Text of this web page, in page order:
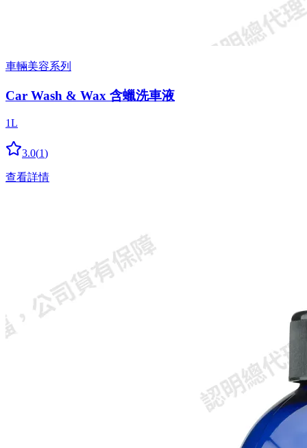
車輛美容系列
Car Wash & Wax 含蠟洗車液
1L
3.0(1)
查看詳情